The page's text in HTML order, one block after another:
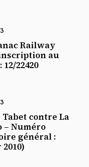
Railway
au
22420
contre La
– Numéro
général :